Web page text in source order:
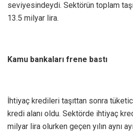
seviyesindeydi. Sektörün toplam
13.5 milyar lira.
Kamu bankaları frene bastı
İhtiyaç kredileri taşıttan sonra
kredi alanı oldu. Sektörde ihtiyaç
milyar lira olurken geçen yılın aynı